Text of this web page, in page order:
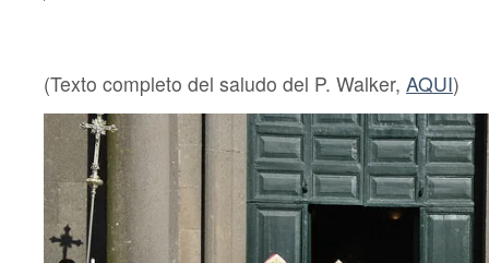
(Texto completo del saludo del P. Walker, AQUI)